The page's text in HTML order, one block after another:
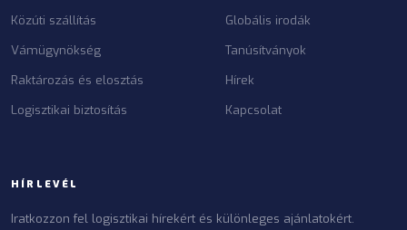
Közúti szállítás
Vámügynökség
Raktározás és elosztás
Logisztikai biztosítás
Globális irodák
Tanúsítványok
Hírek
Kapcsolat
HÍRLEVÉL
Iratkozzon fel logisztikai hírekért és különleges ajánlatokért.